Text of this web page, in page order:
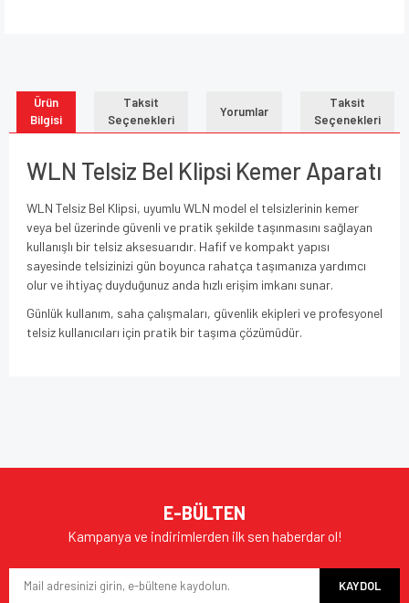
Ürün
Bilgisi
Taksit
Seçenekleri
Yorumlar
Taksit
Seçenekleri
WLN Telsiz Bel Klipsi Kemer Aparatı
WLN Telsiz Bel Klipsi, uyumlu WLN model el telsizlerinin kemer
veya bel üzerinde güvenli ve pratik şekilde taşınmasını sağlayan
kullanışlı bir telsiz aksesuarıdır. Hafif ve kompakt yapısı
sayesinde telsizinizi gün boyunca rahatça taşımanıza yardımcı
olur ve ihtiyaç duyduğunuz anda hızlı erişim imkanı sunar.
Günlük kullanım, saha çalışmaları, güvenlik ekipleri ve profesyonel
telsiz kullanıcıları için pratik bir taşıma çözümüdür.
Ürün resmi kalitesiz, bozuk veya görüntülenemiyor.
Ürün açıklamasında eksik bilgiler bulunuyor.
Ürün fiyatı diğer sitelerden daha pahalı.
E-BÜLTEN
Kampanya ve indirimlerden ilk sen haberdar ol!
KAYDOL